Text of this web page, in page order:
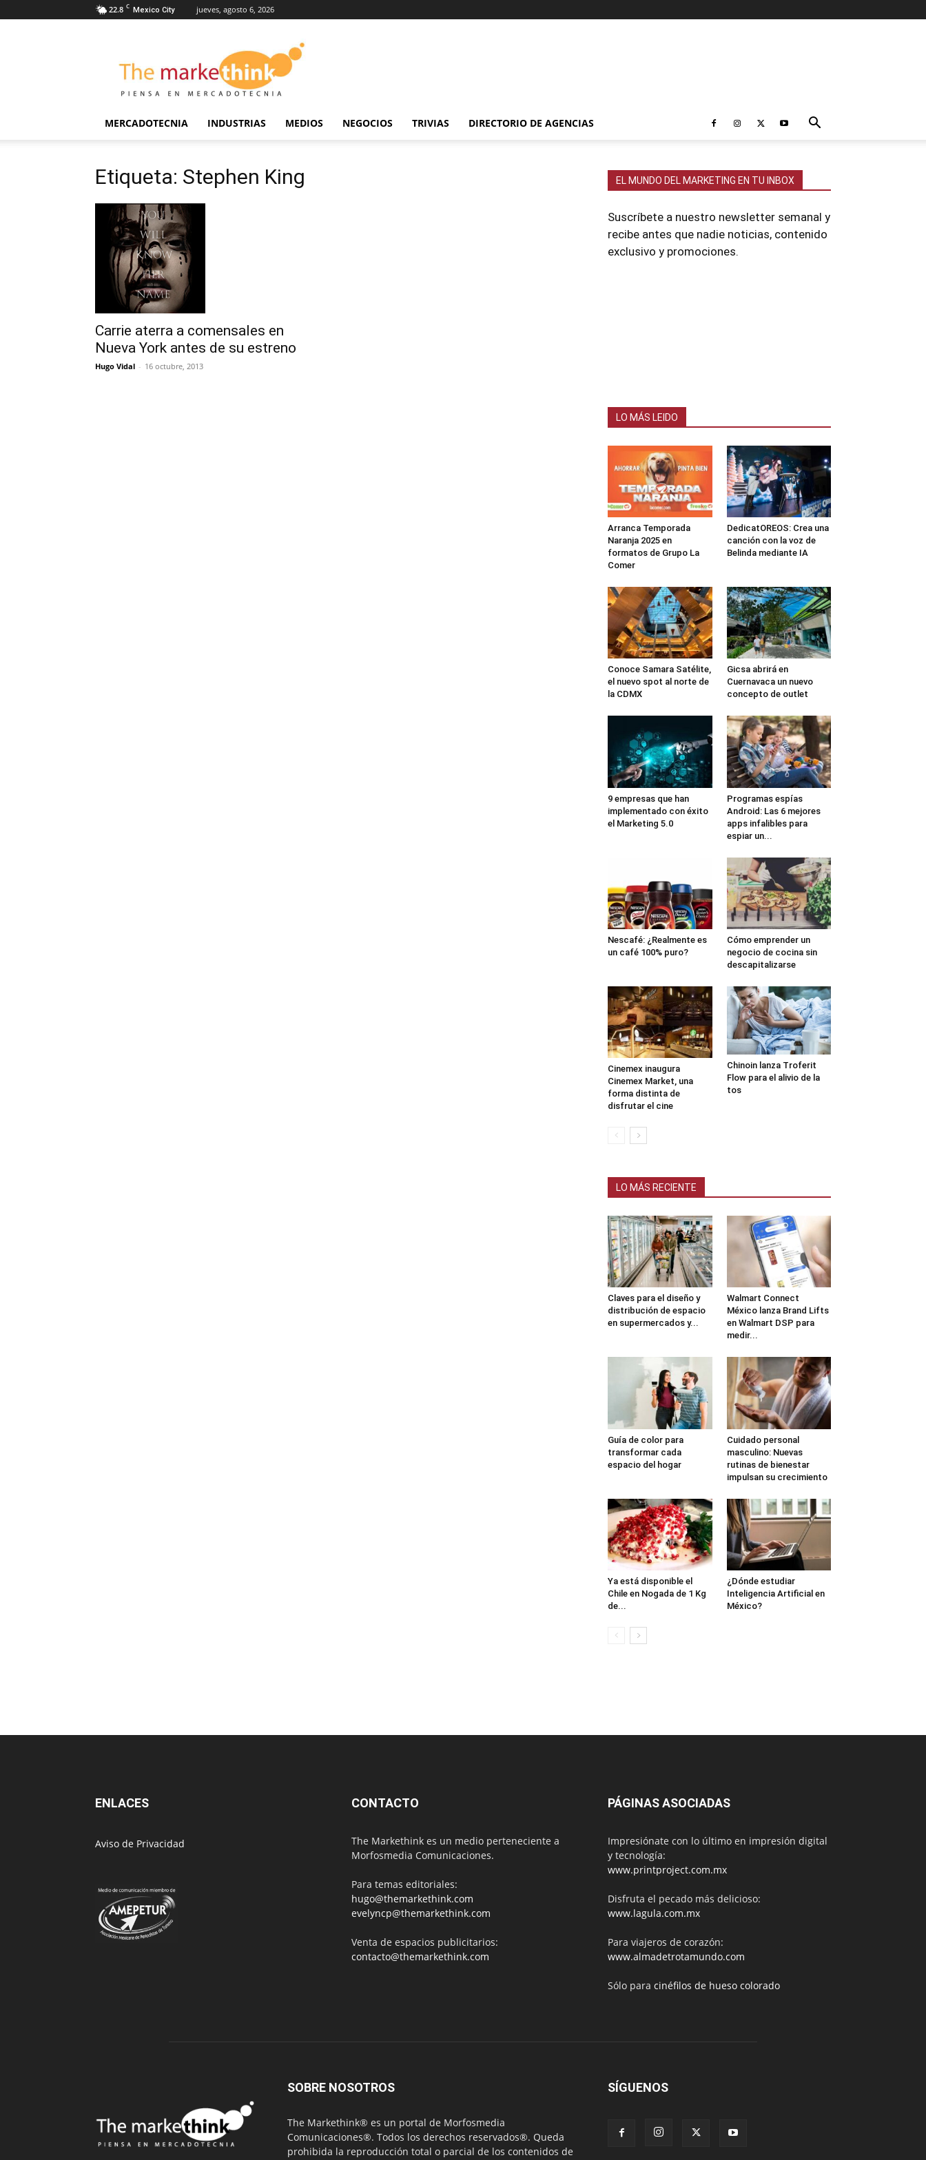
22.8 C Mexico City jueves, agosto 6, 2026
Markethink
MERCADOTECNIA INDUSTRIAS MEDIOS NEGOCIOS TRIVIAS DIRECTORIO DE AGENCIAS
Etiqueta: Stephen King
Carrie aterra a comensales en
Nueva York antes de su estreno
Hugo Vidal - 16 octubre, 2013
EL MUNDO DEL MARKETING EN TU INBOX
Suscríbete a nuestro newsletter semanal y
recibe antes que nadie noticias, contenido
exclusivo y promociones.
LO MÁS LEIDO
Arranca Temporada
Naranja 2025 en
formatos de Grupo La
Comer
DedicatOREOS: Crea una
canción con la voz de
Belinda mediante IA
Conoce Samara Satélite,
el nuevo spot al norte de
la CDMX
Gicsa abrirá en
Cuernavaca un nuevo
concepto de outlet
9 empresas que han
implementado con éxito
el Marketing 5.0
Programas espías
Android: Las 6 mejores
apps infalibles para
espiar un...
Nescafé: ¿Realmente es
un café 100% puro?
Cómo emprender un
negocio de cocina sin
descapitalizarse
Cinemex inaugura
Cinemex Market, una
forma distinta de
disfrutar el cine
Chinoin lanza Troferit
Flow para el alivio de la
tos
LO MÁS RECIENTE
Claves para el diseño y
distribución de espacio
en supermercados y...
Walmart Connect
México lanza Brand Lifts
en Walmart DSP para
medir...
Guía de color para
transformar cada
espacio del hogar
Cuidado personal
masculino: Nuevas
rutinas de bienestar
impulsan su crecimiento
Ya está disponible el
Chile en Nogada de 1 Kg
de...
¿Dónde estudiar
Inteligencia Artificial en
México?
ENLACES
Aviso de Privacidad
CONTACTO
The Markethink es un medio perteneciente a
Morfosmedia Comunicaciones.
Para temas editoriales:
hugo@themarkethink.com
evelyncp@themarkethink.com
Venta de espacios publicitarios:
contacto@themarkethink.com
PÁGINAS ASOCIADAS
Impresiónate con lo último en impresión digital
y tecnología:
www.printproject.com.mx
Disfruta el pecado más delicioso:
www.lagula.com.mx
Para viajeros de corazón:
www.almadetrotamundo.com
Sólo para cinéfilos de hueso colorado
SOBRE NOSOTROS
The Markethink® es un portal de Morfosmedia
Comunicaciones®. Todos los derechos reservados®. Queda
prohibida la reproducción total o parcial de los contenidos de
SÍGUENOS